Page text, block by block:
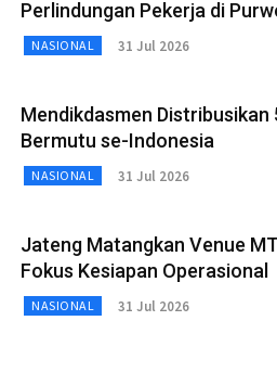
Perlindungan Pekerja di
NASIONAL 31 Jul 2026
Mendikdasmen Distribusikan
Bermutu se-Indonesia
NASIONAL 31 Jul 2026
Jateng Matangkan Venue
Fokus Kesiapan Operasional
NASIONAL 31 Jul 2026